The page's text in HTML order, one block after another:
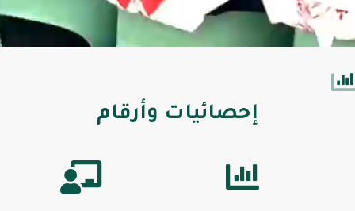
إحصائيات وأرقام